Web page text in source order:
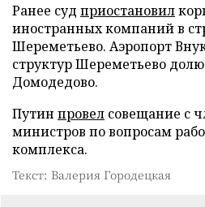
Ранее суд приостановил
иностранных компаний в
Шереметьево. Аэропорт
структур Шереметьево
Домодедово.
Путин провел совещание с
министров по вопросам
комплекса.
Текст: Валерия Городецкая